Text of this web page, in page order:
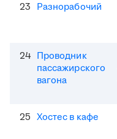
23 Разнорабочий
24 Проводник
пассажирского
вагона
25 Хостес в кафе